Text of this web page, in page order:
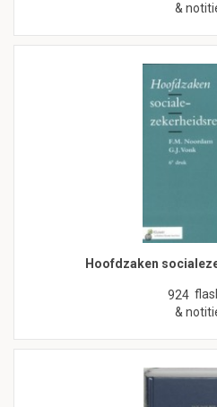
&
Hoofdzaken
924
&